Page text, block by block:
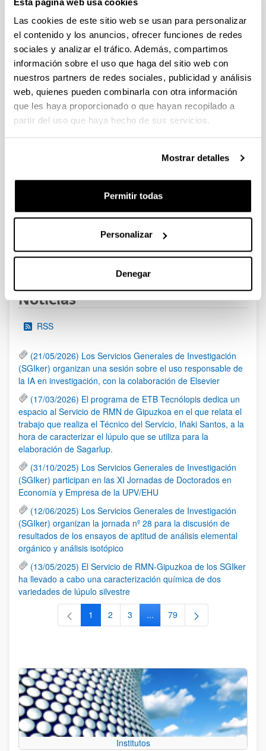
Las cookies de este sitio web se usan para personalizar
el contenido y los anuncios, ofrecer funciones de redes
sociales y analizar el tráfico. Además, compartimos
información sobre el uso que haga del sitio web con
nuestros partners de redes sociales, publicidad y análisis
web, quienes pueden combinarla con otra información
que les haya proporcionado o que hayan recopilado a
partir del uso que haya hecho de sus servicios.
Mostrar detalles
Permitir todas
Personalizar
Denegar
Fellows Gipuzkoa 2026
Plazo de presentación cerrado (Fecha de fin del plazo de
presentación: 29/04/2026)
El plazo de presentación de solicitudes finaliza el 29/04/2026.
Plazo interno UPV/EHU: 27/04/2026- 12:00 am (Ver resumen))
Proyectos Universidad-Empresa-Sociedad 2026
Plazo de presentación cerrado: 20/04/2026 - 12/05/2026 13:00
Se ha publicado la convocatoria
(inclusive).
Página
1 ...Páginas intermedias Use TAB para
Página
6 Página
7 Página
8 ...Páginas intermedias
Página
95
Noticias
RSS
(21/05/2026) Los Servicios Generales de Investigación
(SGIker) organizan una sesión sobre el uso responsable de
la IA en investigación, con la colaboración de Elsevier
(17/03/2026) El programa de ETB Tecnólopis dedica un
espacio al Servicio de RMN de Gipuzkoa en el que relata el
trabajo que realiza el Técnico del Servicio, Iñaki Santos, a la
hora de caracterizar el lúpulo que se utiliza para la
elaboración de Sagarlup.
(31/10/2025) Los Servicios Generales de Investigación
(SGIker) participan en las XI Jornadas de Doctorados en
Economía y Empresa de la UPV/EHU
(12/06/2025) Los Servicios Generales de Investigación
(SGIker) organizan la jornada nº 28 para la discusión de
resultados de los ensayos de aptitud de análisis elemental
orgánico y análisis isotópico
(13/05/2025) El Servicio de RMN-Gipuzkoa de los SGIker
ha llevado a cabo una caracterización química de dos
variedades de lúpulo silvestre
Página
1 Página
2 Página
3 ...Páginas intermedias Use TAB
Página
79
Institutos